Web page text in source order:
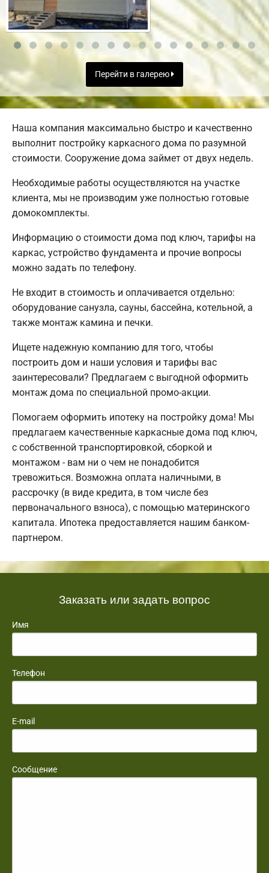
Перейти в галерею
Наша компания максимально быстро и качественно
выполнит постройку каркасного дома по разумной
стоимости. Сооружение дома займет от двух недель.
Необходимые работы осуществляются на участке
клиента, мы не производим уже полностью готовые
домокомплекты.
Информацию о стоимости дома под ключ, тарифы на
каркас, устройство фундамента и прочие вопросы
можно задать по телефону.
Не входит в стоимость и оплачивается отдельно:
оборудование санузла, сауны, бассейна, котельной, а
также монтаж камина и печки.
Ищете надежную компанию для того, чтобы
построить дом и наши условия и тарифы вас
заинтересовали? Предлагаем с выгодной оформить
монтаж дома по специальной промо-акции.
Помогаем оформить ипотеку на постройку дома! Мы
предлагаем качественные каркасные дома под ключ,
с собственной транспортировкой, сборкой и
монтажом - вам ни о чем не понадобится
тревожиться. Возможна оплата наличными, в
рассрочку (в виде кредита, в том числе без
первоначального взноса), с помощью материнского
капитала. Ипотека предоставляется нашим банком-
партнером.
Заказать или задать вопрос
Имя
Телефон
E-mail
Сообщение